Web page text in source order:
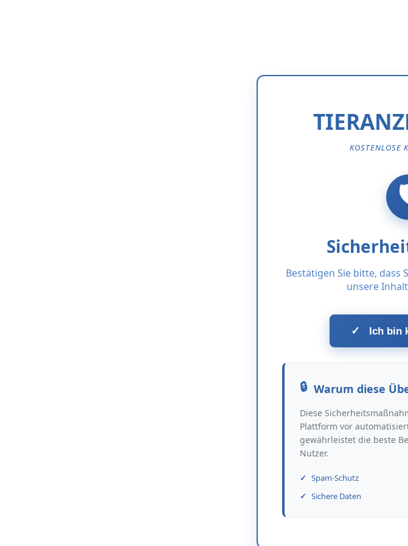
KOSTENLOSE
Bestätigen Sie bitte, dass
unsere
✓ Ich bin
Warum diese
Diese
Plattform vor
gewährleistet die beste
Nutzer.
Spam-Schutz
Sichere Daten